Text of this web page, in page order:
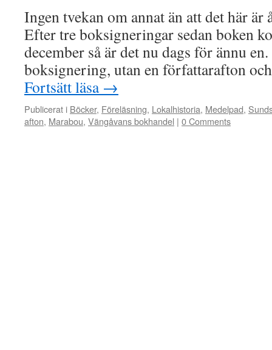
Ingen tvekan om annat än att det här är
Efter tre boksigneringar sedan boken
december så är det nu dags för ännu
boksignering, utan en författarafton
Fortsätt läsa →
Publicerat i Böcker, Föreläsning, Lokalhistoria, Medelpad,
afton, Marabou, Vängåvans bokhandel | 0 Comments